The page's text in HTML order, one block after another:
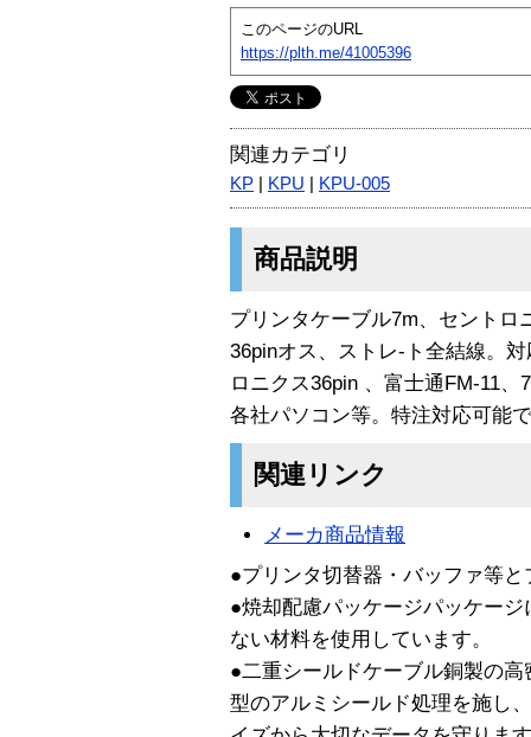
このページのURL
https://plth.me/41005396
関連カテゴリ
KP KPU KPU-005
商品説明
プリンタケーブル7m、セントロ
36pinオス、ストレ-ト全結線。
ロニクス36pin 、富士通FM-11
各社パソコン等。特注対応可能
関連リンク
メーカ商品情報
●プリンタ切替器・バッファ等
●焼却配慮パッケージパッケー
ない材料を使用しています。
●二重シールドケーブル銅製の
型のアルミシールド処理を施し